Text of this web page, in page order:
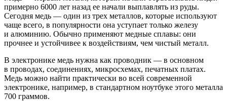
примерно 6000 лет назад ее начали выплавлять из руды.
Сегодня медь — один из трех металлов, которые используют
чаще всего, в популярности она уступает только железу
и алюминию. Обычно применяют медные сплавы: они
прочнее и устойчивее к воздействиям, чем чистый металл.
В электронике медь нужна как проводник — в основном
в проводах, соединениях, микросхемах, печатных платах.
Медь можно найти практически во всей современной
электронике, например, в стандартном ноутбуке этого металла
700 граммов.